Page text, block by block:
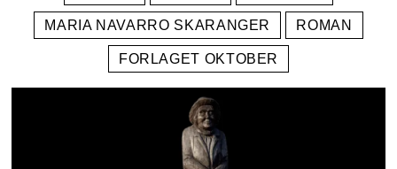
MARIA NAVARRO SKARANGER ROMAN
FORLAGET OKTOBER